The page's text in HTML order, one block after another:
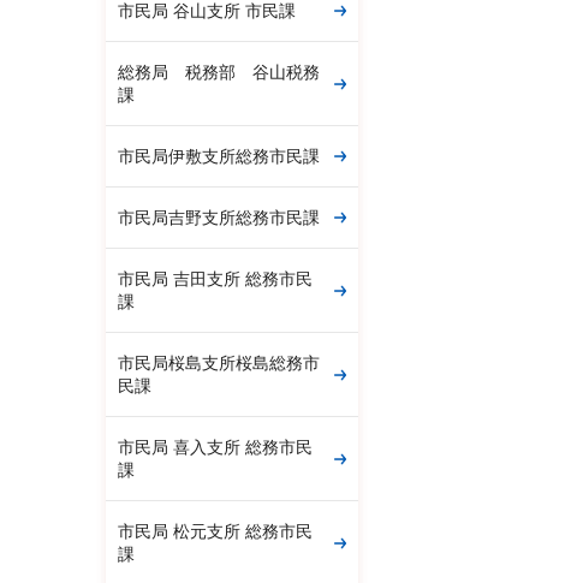
市民局 谷山支所 市民課
総務局 税務部 谷山税務
課
市民局伊敷支所総務市民課
市民局吉野支所総務市民課
市民局 吉田支所 総務市民
課
市民局桜島支所桜島総務市
民課
市民局 喜入支所 総務市民
課
市民局 松元支所 総務市民
課